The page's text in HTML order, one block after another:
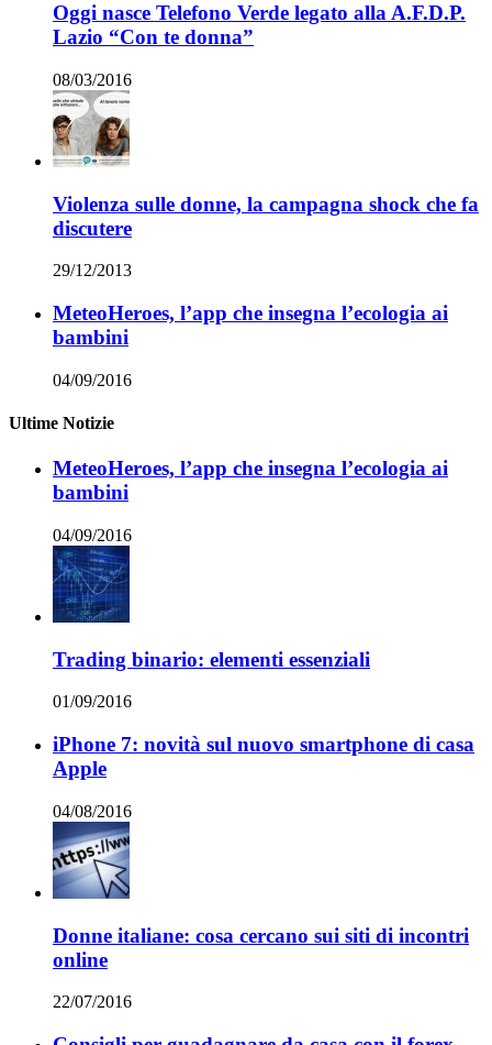
Oggi nasce Telefono Verde legato alla A.F.D.P.
Lazio “Con te donna”
08/03/2016
Violenza sulle donne, la campagna shock che fa
discutere
29/12/2013
MeteoHeroes, l’app che insegna l’ecologia ai
bambini
04/09/2016
Ultime Notizie
MeteoHeroes, l’app che insegna l’ecologia ai
bambini
04/09/2016
Trading binario: elementi essenziali
01/09/2016
iPhone 7: novità sul nuovo smartphone di casa
Apple
04/08/2016
Donne italiane: cosa cercano sui siti di incontri
online
22/07/2016